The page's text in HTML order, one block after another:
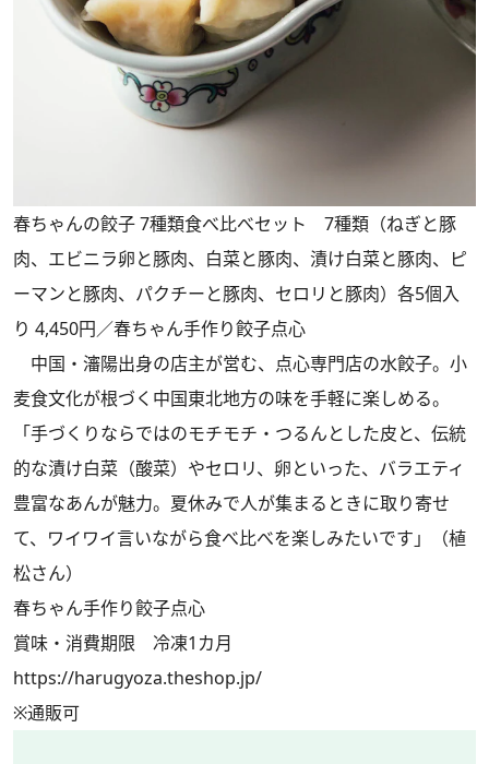
春ちゃんの餃子 7種類食べ比べセット 7種類（ねぎと豚
肉、エビニラ卵と豚肉、白菜と豚肉、漬け白菜と豚肉、ピ
ーマンと豚肉、パクチーと豚肉、セロリと豚肉）各5個入
り 4,450円／春ちゃん手作り餃子点心
中国・瀋陽出身の店主が営む、点心専門店の水餃子。小
麦食文化が根づく中国東北地方の味を手軽に楽しめる。
「手づくりならではのモチモチ・つるんとした皮と、伝統
的な漬け白菜（酸菜）やセロリ、卵といった、バラエティ
豊富なあんが魅力。夏休みで人が集まるときに取り寄せ
て、ワイワイ言いながら食べ比べを楽しみたいです」（植
松さん）
春ちゃん手作り餃子点心
賞味・消費期限 冷凍1カ月
https://harugyoza.theshop.jp/
※通販可